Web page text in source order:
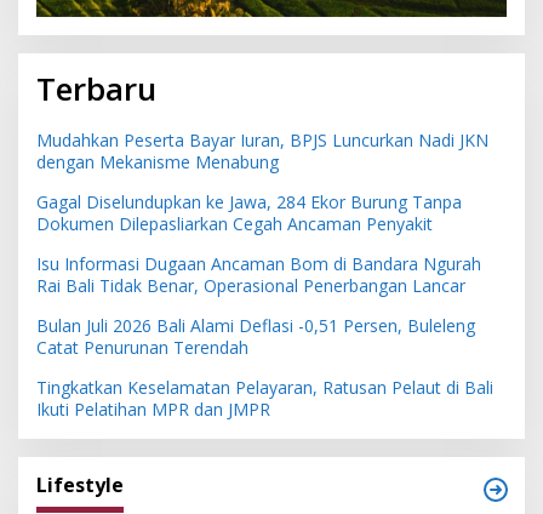
Terbaru
Mudahkan Peserta Bayar Iuran, BPJS Luncurkan Nadi JKN
dengan Mekanisme Menabung
Gagal Diselundupkan ke Jawa, 284 Ekor Burung Tanpa
Dokumen Dilepasliarkan Cegah Ancaman Penyakit
Isu Informasi Dugaan Ancaman Bom di Bandara Ngurah
Rai Bali Tidak Benar, Operasional Penerbangan Lancar
Bulan Juli 2026 Bali Alami Deflasi -0,51 Persen, Buleleng
Catat Penurunan Terendah
Tingkatkan Keselamatan Pelayaran, Ratusan Pelaut di Bali
Ikuti Pelatihan MPR dan JMPR
Lifestyle